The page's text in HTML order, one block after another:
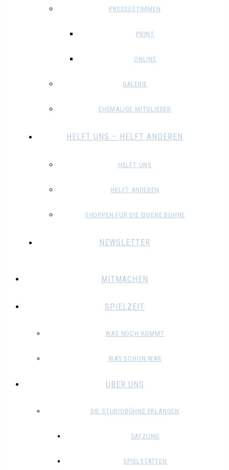
PRESSESTIMMEN
PRINT
ONLINE
GALERIE
EHEMALIGE MITGLIEDER
HELFT UNS – HELFT ANDEREN
HELFT UNS
HELFT ANDEREN
SHOPPEN FÜR DIE EIGENE BÜHNE
NEWSLETTER
MITMACHEN
SPIELZEIT
WAS NOCH KOMMT
WAS SCHON WAR
ÜBER UNS
DIE STUDIOBÜHNE ERLANGEN
SATZUNG
SPIELSTÄTTEN